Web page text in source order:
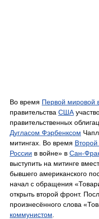
Во время Первой мировой
правительства США
правительственных
Дугласом Фэрбенксом
митингах. Во время
России в войне» в Сан-
выступить на митинге
бывшего американского
начал с обращения
открыть второй фронт.
произнесённого слова
коммунистом